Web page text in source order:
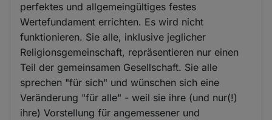
perfektes und allgemeingültiges festes
Wertefundament errichten. Es wird nicht
funktionieren. Sie alle, inklusive jeglicher
Religionsgemeinschaft, repräsentieren nur einen
Teil der gemeinsamen Gesellschaft. Sie alle
sprechen "für sich" und wünschen sich eine
Veränderung "für alle" - weil sie ihre (und nur(!)
ihre) Vorstellung für angemessener und